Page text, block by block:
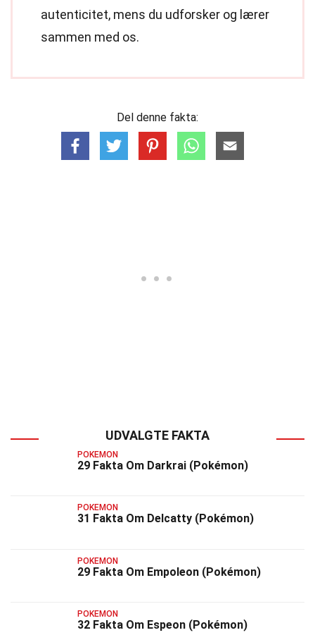
autenticitet, mens du udforsker og lærer
sammen med os.
Del denne fakta:
UDVALGTE FAKTA
POKEMON
29 Fakta Om Darkrai (Pokémon)
POKEMON
31 Fakta Om Delcatty (Pokémon)
POKEMON
29 Fakta Om Empoleon (Pokémon)
POKEMON
32 Fakta Om Espeon (Pokémon)